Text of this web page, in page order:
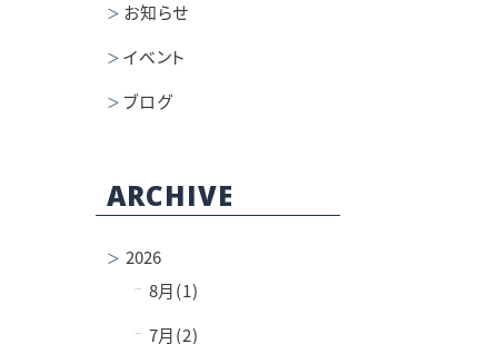
お知らせ
イベント
ブログ
ARCHIVE
2026
− 8月(1)
− 7月(2)